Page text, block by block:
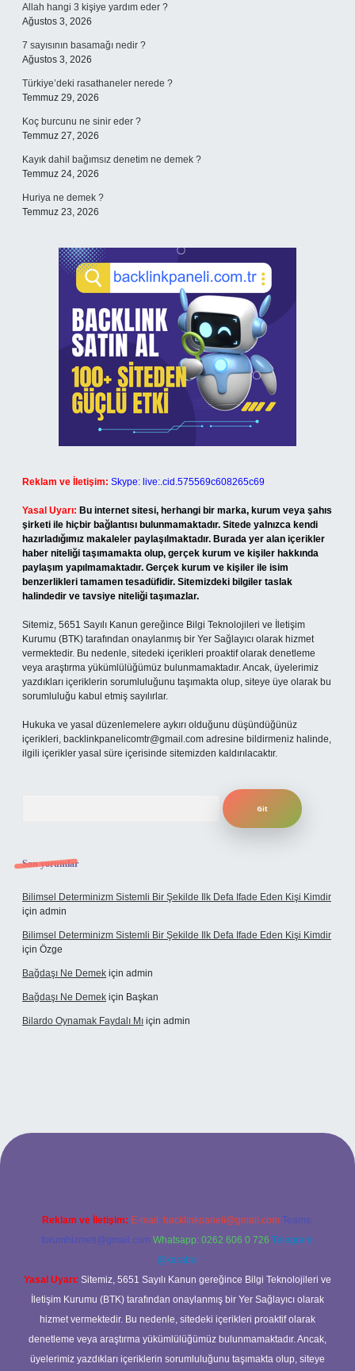
Allah hangi 3 kişiye yardım eder ?
Ağustos 3, 2026
7 sayısının basamağı nedir ?
Ağustos 3, 2026
Türkiye’deki rasathaneler nerede ?
Temmuz 29, 2026
Koç burcunu ne sinir eder ?
Temmuz 27, 2026
Kayık dahil bağımsız denetim ne demek ?
Temmuz 24, 2026
Huriya ne demek ?
Temmuz 23, 2026
Reklam ve İletişim: Skype: live:.cid.575569c608265c69
Yasal Uyarı: Bu internet sitesi, herhangi bir marka, kurum veya şahıs
şirketi ile hiçbir bağlantısı bulunmamaktadır. Sitede yalnızca kendi
hazırladığımız makaleler paylaşılmaktadır. Burada yer alan içerikler
haber niteliği taşımamakta olup, gerçek kurum ve kişiler hakkında
paylaşım yapılmamaktadır. Gerçek kurum ve kişiler ile isim
benzerlikleri tamamen tesadüfidir. Sitemizdeki bilgiler taslak
halindedir ve tavsiye niteliği taşımazlar.
Sitemiz, 5651 Sayılı Kanun gereğince Bilgi Teknolojileri ve İletişim
Kurumu (BTK) tarafından onaylanmış bir Yer Sağlayıcı olarak hizmet
vermektedir. Bu nedenle, sitedeki içerikleri proaktif olarak denetleme
veya araştırma yükümlülüğümüz bulunmamaktadır. Ancak, üyelerimiz
yazdıkları içeriklerin sorumluluğunu taşımakta olup, siteye üye olarak bu
sorumluluğu kabul etmiş sayılırlar.
Hukuka ve yasal düzenlemelere aykırı olduğunu düşündüğünüz
içerikleri, backlinkpanelicomtr@gmail.com adresine bildirmeniz halinde,
ilgili içerikler yasal süre içerisinde sitemizden kaldırılacaktır.
Son yorumlar
Bilimsel Determinizm Sistemli Bir Şekilde Ilk Defa Ifade Eden Kişi Kimdir
için admin
Bilimsel Determinizm Sistemli Bir Şekilde Ilk Defa Ifade Eden Kişi Kimdir
için Özge
Bağdaşı Ne Demek için admin
Bağdaşı Ne Demek için Başkan
Bilardo Oynamak Faydalı Mı için admin
bahis sitesi
Reklam ve İletişim: E-mail: backlinkpaneli@gmail.com Teams:
forumhizmeti@gmail.com Whatsapp: 0262 606 0 726 Telegram:
@karabul
Yasal Uyarı: Sitemiz, 5651 Sayılı Kanun gereğince Bilgi Teknolojileri ve
İletişim Kurumu (BTK) tarafından onaylanmış bir Yer Sağlayıcı olarak
hizmet vermektedir. Bu nedenle, sitedeki içerikleri proaktif olarak
denetleme veya araştırma yükümlülüğümüz bulunmamaktadır. Ancak,
üyelerimiz yazdıkları içeriklerin sorumluluğunu taşımakta olup, siteye